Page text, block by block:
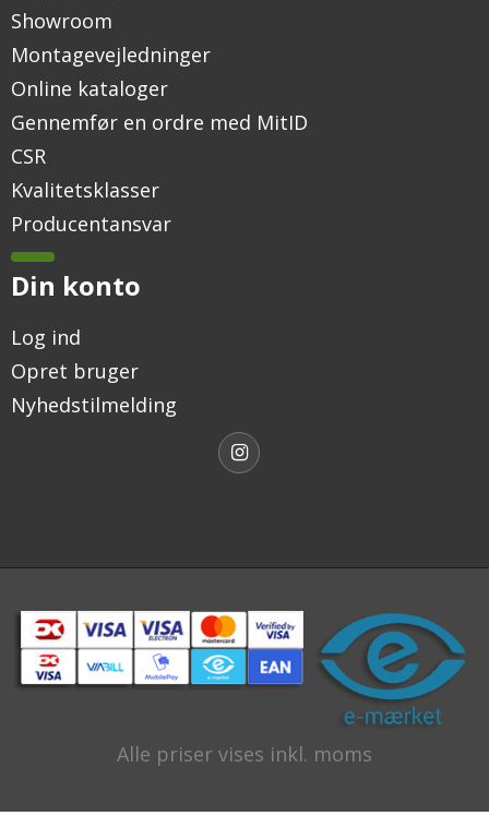
Showroom
Montagevejledninger
Online kataloger
Gennemfør en ordre med MitID
CSR
Kvalitetsklasser
Producentansvar
Din konto
Log ind
Opret bruger
Nyhedstilmelding
Alle priser vises inkl. moms